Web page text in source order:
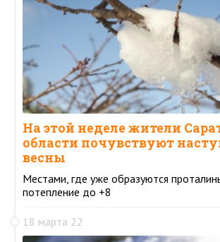
На этой неделе жители
области почувствуют
весны
Местами, где уже образуются
потепление до +8
18 марта 22